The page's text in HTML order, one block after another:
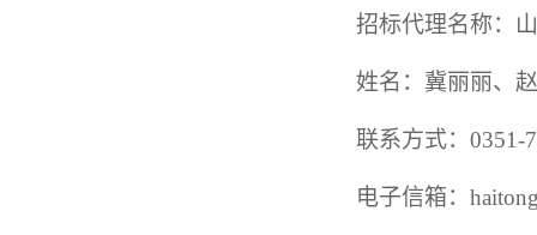
招标代理名称：
姓名：冀丽丽、
联系方式： 0351-
电子信箱：